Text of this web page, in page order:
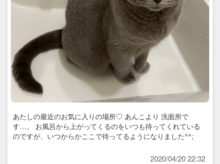
あたしの最近のお気に入りの場所♡ あんこより 洗面所で
す…。 お風呂から上がってくるのをいつも待ってくれている
のですが、いつからかここで待ってるようになりました^^;
2020/04/20 22:32